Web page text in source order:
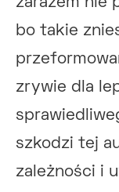
bo takie
zrywie dla
szkodzi tej
zależności i